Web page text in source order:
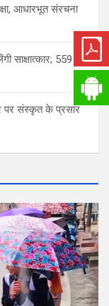
आधारभूत संरचना
साक्षात्कार; 559 पदों
पर संस्कृत के प्रसार